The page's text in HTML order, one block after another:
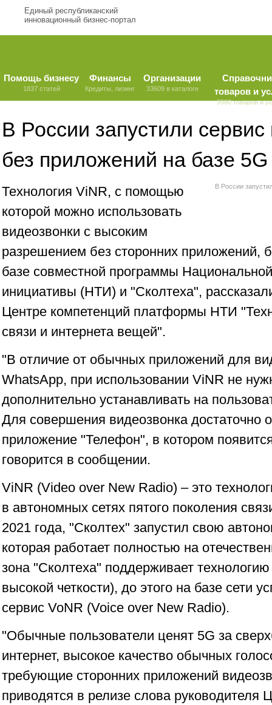
Единый республиканский
инновационный бизнес-портал
Помощь бизнесу
1837 статей
Финансы
Кредиты, лизинг
Организации
33609 в каталоге
товаров и
9580 товаров и
В России запустили сервис
без приложений на базе 5G
В России
Технология ViNR, с помощью
которой можно использовать
видеозвонки с высоким
разрешением без сторонних приложений,
базе совместной программы
инициативы (НТИ) и "Сколтеха",
Центре компетенций платформы НТИ
связи и интернета вещей".
"В отличие от обычных приложений для
WhatsApp, при использовании ViNR не
дополнительно устанавливать на
Для совершения видеозвонка достаточно
приложение "Телефон", в котором
говорится в сообщении.
ViNR (Video over New Radio) – это
в автономных сетях пятого поколения
2021 года, "Сколтех" запустил свою
которая работает полностью на
зона "Сколтеха" поддерживает
высокой четкости), до этого на базе сети
сервис VoNR (Voice over New Radio).
"Обычные пользователи ценят 5G за
интернет, высокое качество обычных
требующие сторонних приложений
приводятся в релизе слова руководителя